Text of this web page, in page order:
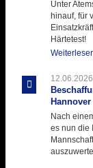
Unter
hinauf, für
Härtetest!
Nach
es nun die